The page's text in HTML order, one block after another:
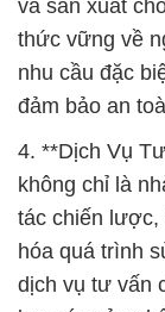
và chi phí cho
5. **Nghiên
ngừng đầu tư
ra những sản
chuyên gia
theo dõi xu
trường để đảm
trong việc
mọi thách thức.